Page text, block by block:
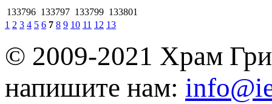
133796 133797 133799 133801
1 2 3 4 5 6 7 8 9 10 11 12 13
© 2009-2021 Храм
напишите нам: